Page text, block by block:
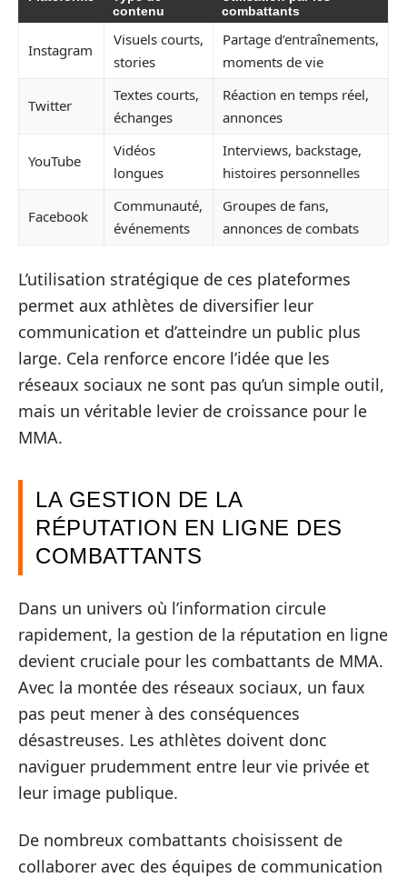
contenu
combattants
Instagram
Visuels courts,
stories
Partage d’entraînements,
moments de vie
Twitter
Textes courts,
échanges
Réaction en temps réel,
annonces
YouTube
Vidéos
longues
Interviews, backstage,
histoires personnelles
Facebook
Communauté,
événements
Groupes de fans,
annonces de combats
L’utilisation stratégique de ces plateformes
permet aux athlètes de diversifier leur
communication et d’atteindre un public plus
large. Cela renforce encore l’idée que les
réseaux sociaux ne sont pas qu’un simple outil,
mais un véritable levier de croissance pour le
MMA.
LA GESTION DE LA
RÉPUTATION EN LIGNE DES
COMBATTANTS
Dans un univers où l’information circule
rapidement, la gestion de la réputation en ligne
devient cruciale pour les combattants de MMA.
Avec la montée des réseaux sociaux, un faux
pas peut mener à des conséquences
désastreuses. Les athlètes doivent donc
naviguer prudemment entre leur vie privée et
leur image publique.
De nombreux combattants choisissent de
collaborer avec des équipes de communication